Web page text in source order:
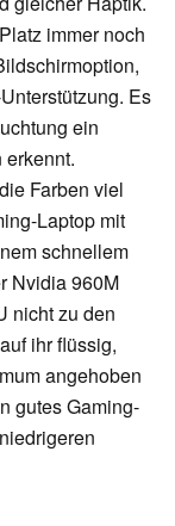
immer noch
Es
ein
Farben viel
Laptop mit
schnellem
Nvidia 960M
nicht zu den
ihr flüssig,
angehoben
gutes Gaming-